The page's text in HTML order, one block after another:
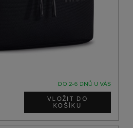
DO 2-6 DNŮ U VÁS